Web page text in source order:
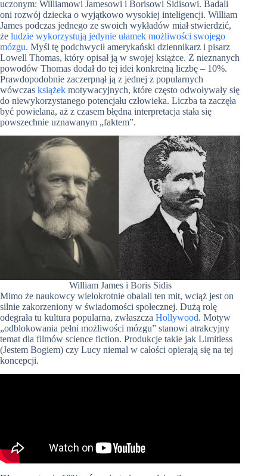
uczonym: Williamowi Jamesowi i Borisowi Sidisowi. Badali
oni rozwój dziecka o wyjątkowo wysokiej inteligencji. William
James podczas jednego ze swoich wykładów miał stwierdzić,
że ludzie wykorzystują jedynie ułamek możliwości swojego
mózgu. Myśl tę podchwycił amerykański dziennikarz i pisarz
Lowell Thomas, który opisał ją w swojej książce. Z nieznanych
powodów Thomas dodał do tej idei konkretną liczbę – 10%.
Prawdopodobnie zaczerpnął ją z jednej z popularnych
wówczas książek motywacyjnych, które często odwoływały się
do niewykorzystanego potencjału człowieka. Liczba ta zaczęła
być powielana, aż z czasem błędna interpretacja stała się
powszechnie uznawanym „faktem”.
William James i Boris Sidis
Mimo że naukowcy wielokrotnie obalali ten mit, wciąż jest on
silnie zakorzeniony w świadomości społecznej. Dużą rolę
odegrała tu kultura popularna, zwłaszcza Hollywood. Motyw
„odblokowania pełni możliwości mózgu” stanowi atrakcyjny
temat dla filmów science fiction. Produkcje takie jak Limitless
(Jestem Bogiem) czy Lucy niemal w całości opierają się na tej
koncepcji.